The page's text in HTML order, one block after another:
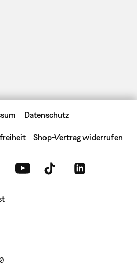
Datenschutz
Shop-Vertrag widerrufen